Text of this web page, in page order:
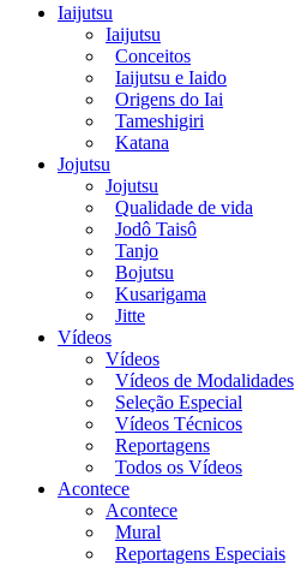
Iaijutsu
Iaijutsu
Conceitos
Iaijutsu e Iaido
Origens do Iai
Tameshigiri
Katana
Jojutsu
Jojutsu
Qualidade de vida
Jodô Taisô
Tanjo
Bojutsu
Kusarigama
Jitte
Vídeos
Vídeos
Vídeos de Modalidades
Seleção Especial
Vídeos Técnicos
Reportagens
Todos os Vídeos
Acontece
Acontece
Mural
Reportagens Especiais